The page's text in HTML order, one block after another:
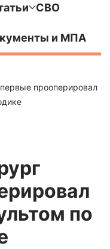
СВО
и МПА
прооперировал
по